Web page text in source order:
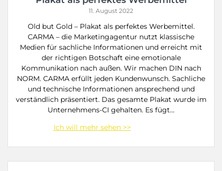
11. August 2022
Old but Gold – Plakat als perfektes Werbemittel.
CARMA – die Marketingagentur nutzt klassische
Medien für sachliche Informationen und erreicht mit
der richtigen Botschaft eine emotionale
Kommunikation nach außen. Wir machen DIN nach
NORM. CARMA erfüllt jeden Kundenwunsch. Sachliche
und technische Informationen ansprechend und
verständlich präsentiert. Das gesamte Plakat wurde im
Unternehmens-CI gehalten. Es fügt…